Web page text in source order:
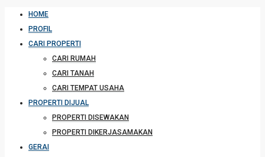
HOME
PROFIL
CARI PROPERTI
CARI RUMAH
CARI TANAH
CARI TEMPAT USAHA
PROPERTI DIJUAL
PROPERTI DISEWAKAN
PROPERTI DIKERJASAMAKAN
GERAI